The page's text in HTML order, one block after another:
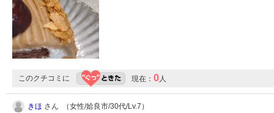
このクチコミに 現在： 0人
きほ さん （女性/姶良市/30代/Lv.7）